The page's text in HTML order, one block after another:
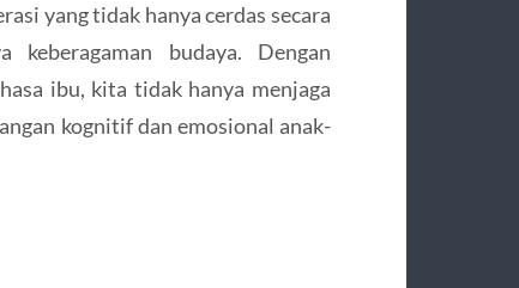
yang tidak hanya cerdas secara
budaya. Dengan
ibu, kita tidak hanya menjaga
kognitif dan emosional anak-